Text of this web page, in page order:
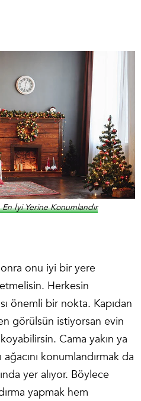
En İyi Yerine Konumlandır
onu iyi bir yere
Herkesin
önemli bir nokta. Kapıdan
görülsün istiyorsan evin
Cama yakın ya
konumlandırmak da
yer alıyor. Böylece
yapmak hem